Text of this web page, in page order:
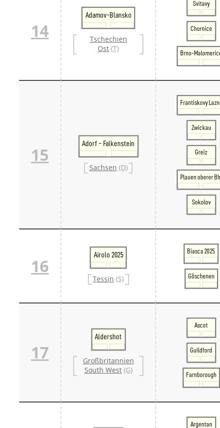
14
Adamov-Blansko
Tschechien
Ost (T)
Svitavy
Chornice
Brno-
15
Adorf - Falkenstein
Sachsen (D)
Frantiskovy
Zwickau
Greiz
Plauen oberer
Sokolov
16
Airolo 2025
Tessin (S)
Biasca 2025
Göschenen
17
Aldershot
Großbritannien
South West (G)
Ascot
Guildford
Farnborough
Argentan